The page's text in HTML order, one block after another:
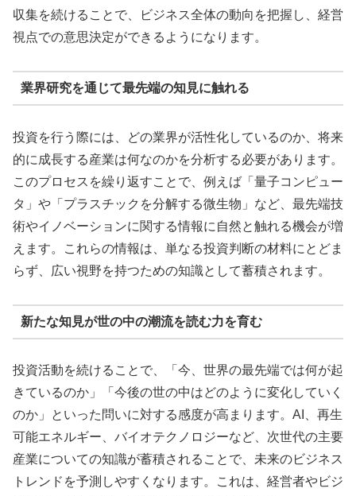
収集を続けることで、ビジネス全体の動向を把握し、経営
視点での意思決定ができるようになります。
業界研究を通じて最先端の知見に触れる
投資を行う際には、どの業界が活性化しているのか、将来
的に成長する産業は何なのかを分析する必要があります。
このプロセスを繰り返すことで、例えば「量子コンピュー
タ」や「プラスチックを分解する微生物」など、最先端技
術やイノベーションに関する情報に自然と触れる機会が増
えます。これらの情報は、単なる投資判断の材料にとどま
らず、広い視野を持つための知識として蓄積されます。
新たな知見が世の中の潮流を読む力を育む
投資活動を続けることで、「今、世界の最先端では何が起
きているのか」「今後の世の中はどのように変化していく
のか」といった問いに対する感度が高まります。AI、再生
可能エネルギー、バイオテクノロジーなど、次世代の主要
産業についての知識が蓄積されることで、未来のビジネス
トレンドを予測しやすくなります。これは、経営者やビジ